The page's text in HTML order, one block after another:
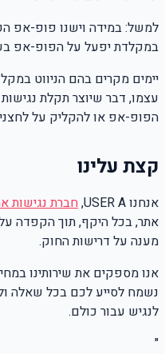
למשל: במידה וישנו פופ-אפ
במקלדת יפעל על הפופ-אפ
יימים מקרים בהם הניווט
עצמו, דבר שיוצר תקלת
הפופ-אפ או להקליק על
קצת עלינו
אנחנו USER A, חברת נגישות
אתר, בכל היקף, תוך הקפדה על
מענה על דרישות החוק.
אנו מספקים את שירותינו
נשמח לסייע לכם בכל שאלה
לנגיש עבור כולם.
"